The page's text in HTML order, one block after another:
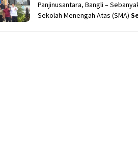
Panjinusantara, Bangli –
Sekolah Menengah Atas (SMA)